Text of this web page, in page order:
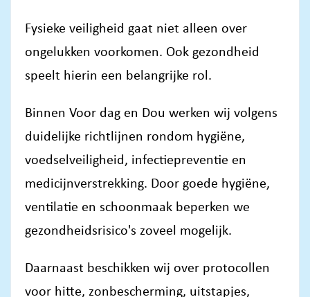
Fysieke veiligheid gaat niet alleen over
ongelukken voorkomen. Ook gezondheid
speelt hierin een belangrijke rol.
Binnen Voor dag en Dou werken wij volgens
duidelijke richtlijnen rondom hygiëne,
voedselveiligheid, infectiepreventie en
medicijnverstrekking. Door goede hygiëne,
ventilatie en schoonmaak beperken we
gezondheidsrisico's zoveel mogelijk.
Daarnaast beschikken wij over protocollen
voor hitte, zonbescherming, uitstapjes,